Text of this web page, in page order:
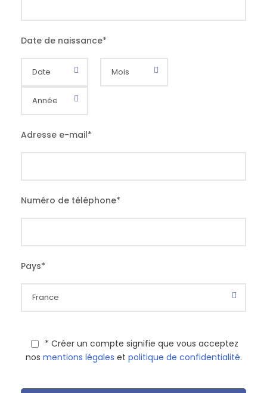
Date de naissance*
Adresse e-mail*
Numéro de téléphone*
Pays*
* Créer un compte signifie que vous acceptez
nos mentions légales et politique de confidentialité.